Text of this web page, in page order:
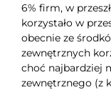
6% firm, w
korzystało w
obecnie ze
zewnętrznych
choć najbardziej
zewnętrznego (z